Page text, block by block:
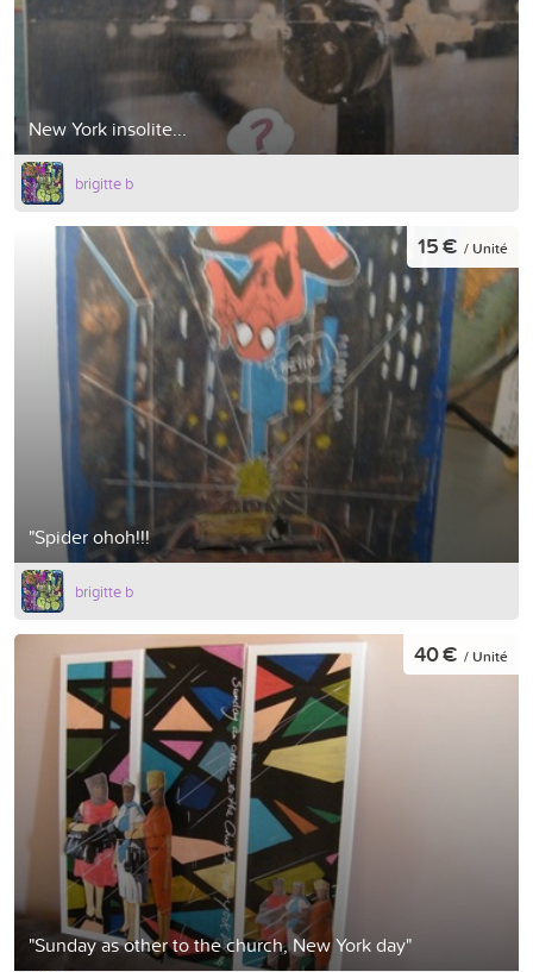
New York insolite...
brigitte b
"Spider ohoh!!!
15 € / Unité
brigitte b
"Sunday as other to the church, New York day"
40 € / Unité